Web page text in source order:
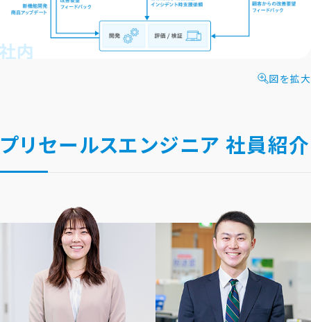
図を拡大
プリセールスエンジニア 社員紹介